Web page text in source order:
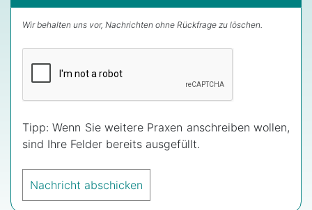
Wir behalten uns vor, Nachrichten ohne Rückfrage zu löschen.
Tipp: Wenn Sie weitere Praxen anschreiben wollen,
sind Ihre Felder bereits ausgefüllt.
Nachricht abschicken